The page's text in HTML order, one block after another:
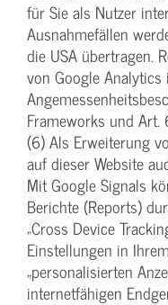
für Sie als Nutzer
Ausnahmefällen
die USA übertragen.
von Google
Frameworks und Art.
(6) Als Erweiterung
auf dieser Website
Mit Google Signals
Berichte (Reports)
„Cross Device
Einstellungen in
„personalisierten
internetfähigen